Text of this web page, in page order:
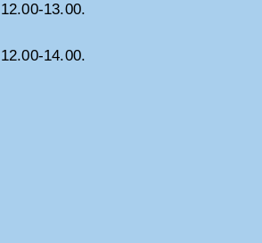
13.00.
14.00.